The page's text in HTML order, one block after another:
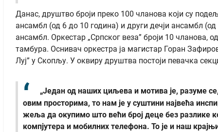
Данас, друштво броји преко 100 чланова који су
ансамбл (од 6 до 10 година) и други дечји ансамбл
ансамбл. Оркестар „Српског веза” броји 10 чланова,
тамбура. Оснивач оркестра ја магистар Горан
Луј” у Скопљу. У оквиру друштва постоји певачка
„Један од наших циљева и мотива је, разуме
овим просторима, то нам је у суштини највећа
жеља да окупимо што већи број деце без разлике
компјутера и мобилних телефона. То је и наш